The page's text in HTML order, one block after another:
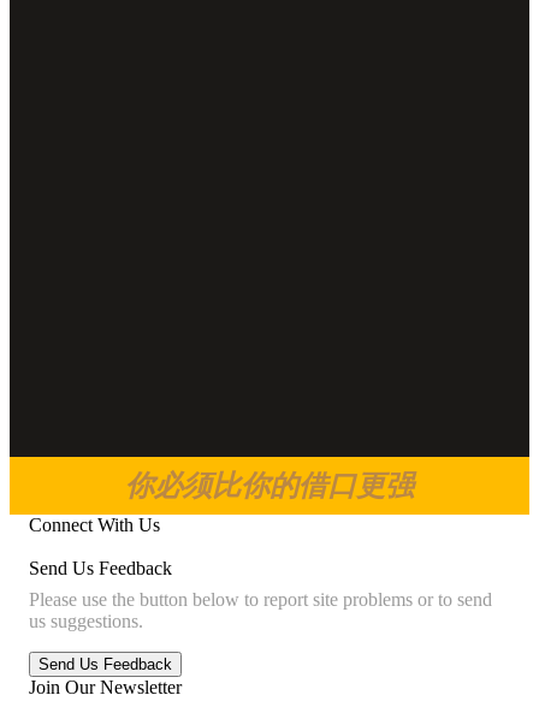
你必须比你的借口更强
Connect With Us
Send Us Feedback
Please use the button below to report site problems or to send
us suggestions.
Join Our Newsletter